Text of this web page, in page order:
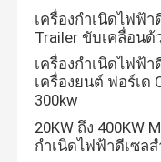
เครื่องกำเนิดไฟฟ้า
Trailer ขับเคลื่อนด้
เครื่องกำเนิดไฟฟ้า
เครื่องยนต์ ฟอร์เด
300kw
20KW ถึง 400KW
กำเนิดไฟฟ้าดีเซล